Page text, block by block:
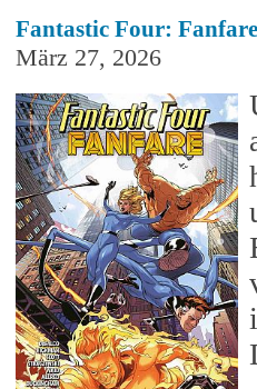
Fantastic Four:
März 27, 2026